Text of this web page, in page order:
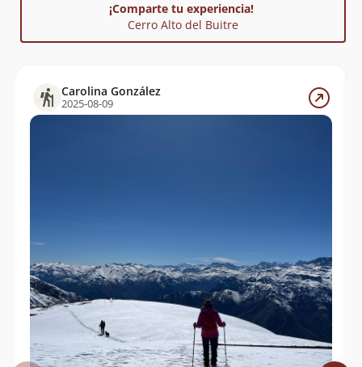
¡Comparte tu experiencia!
Cerro Alto del Buitre
Carolina González
2025-08-09